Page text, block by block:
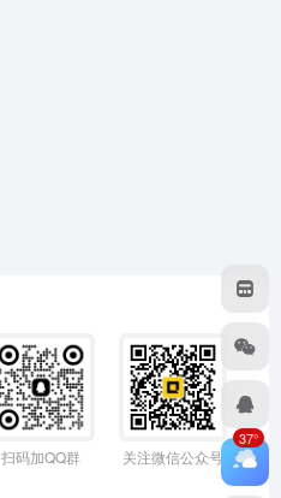
扫码加QQ群 关注微信公众号
37°